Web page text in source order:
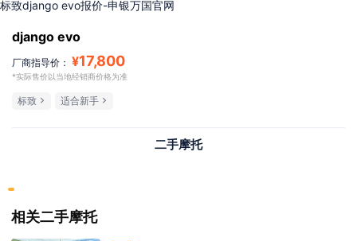
标致django evo报价-申银万国官网
django evo
厂商指导价： ¥17,800
*实际售价以当地经销商价格为准
标致 适合新手
二手摩托
相关二手摩托